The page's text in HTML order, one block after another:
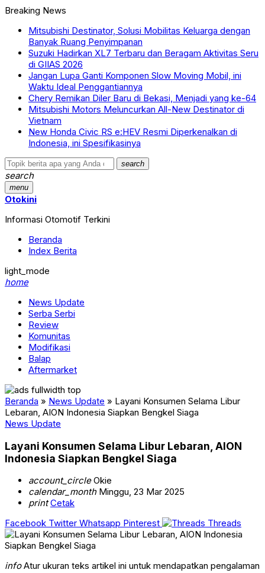
Breaking News
Mitsubishi Destinator, Solusi Mobilitas Keluarga dengan
Banyak Ruang Penyimpanan
Suzuki Hadirkan XL7 Terbaru dan Beragam Aktivitas Seru
di GIIAS 2026
Jangan Lupa Ganti Komponen Slow Moving Mobil, ini
Waktu Ideal Penggantiannya
Chery Remikan Diler Baru di Bekasi, Menjadi yang ke-64
Mitsubishi Motors Meluncurkan All-New Destinator di
Vietnam
New Honda Civic RS e:HEV Resmi Diperkenalkan di
Indonesia, ini Spesifikasinya
search
search
menu
Otokini
Informasi Otomotif Terkini
Beranda
Index Berita
light_mode
home
News Update
Serba Serbi
Review
Komunitas
Modifikasi
Balap
Aftermarket
Beranda » News Update » Layani Konsumen Selama Libur
Lebaran, AION Indonesia Siapkan Bengkel Siaga
News Update
Layani Konsumen Selama Libur Lebaran, AION
Indonesia Siapkan Bengkel Siaga
account_circleOkie
calendar_monthMinggu, 23 Mar 2025
print Cetak
Facebook Twitter Whatsapp Pinterest Threads
infoAtur ukuran teks artikel ini untuk mendapatkan pengalaman